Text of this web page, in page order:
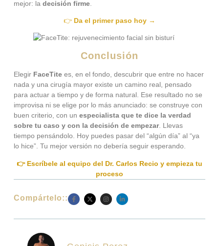
mejor: la decisión firme
👉 Da el primer paso hoy →
Conclusión
Elegir FaceTite es, en el fondo, descubrir que entre no hacer
nada y una cirugía mayor existe un camino real, pensado
para actuar a tiempo y de forma natural. Ese resultado no se
improvisa ni se elige por lo más anunciado: se construye con
buen criterio, con un especialista que te dice la verdad
sobre tu caso y con la decisión de empezar. Llevas
tiempo pensándolo. Hoy puedes pasar del “algún día” al “ya
lo hice”. Tu mejor versión no debería seguir esperando.
👉 Escríbele al equipo del Dr. Carlos Recio y empieza tu
proceso
Compártelo::